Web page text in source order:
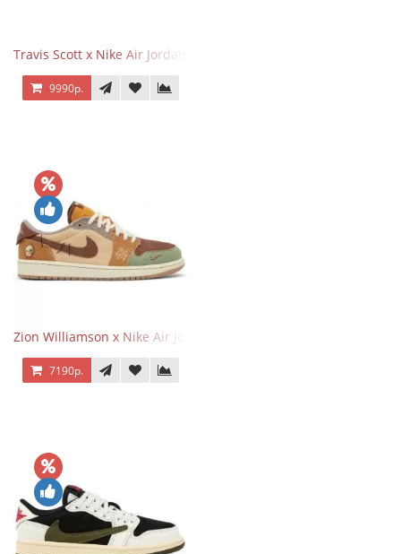
Travis Scott x Nike Air Jordan 1 Retro Low OG SP Black Phantom
9990р.
Zion Williamson x Nike Air Jordan 1 Retro Low OG Voodoo
7190р.